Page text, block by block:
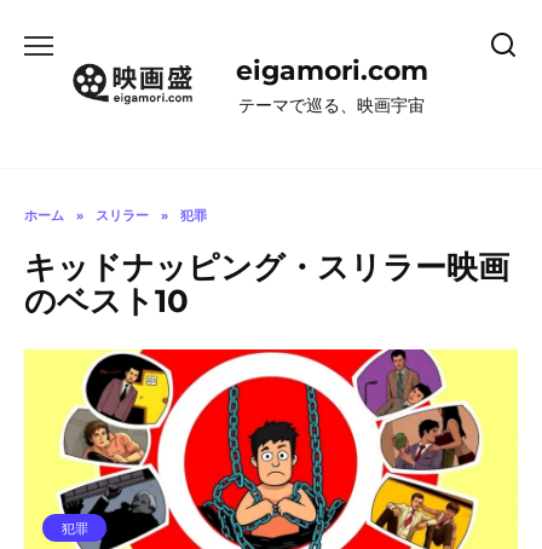
eigamori.com
テーマで巡る、映画宇宙
ホーム » スリラー » 犯罪
キッドナッピング・スリラー映画
のベスト10
犯罪